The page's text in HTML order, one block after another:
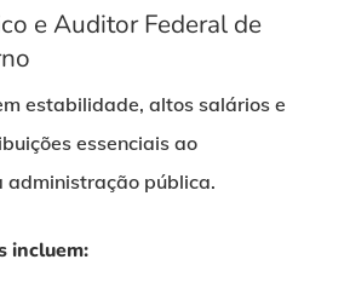
e Auditor Federal de
estabilidade, altos salários e
essenciais ao
administração pública.
incluem: